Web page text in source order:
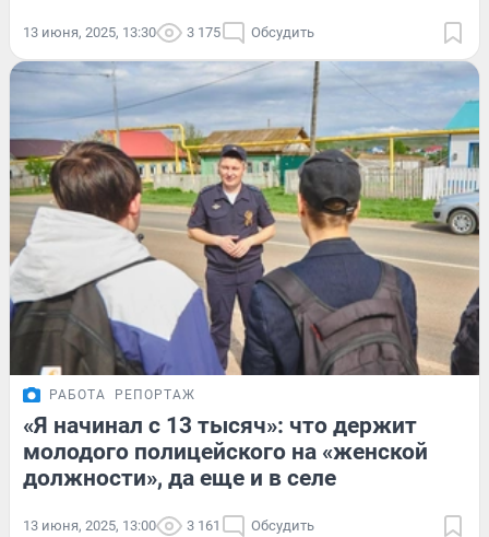
13 июня, 2025, 13:30 3 175 Обсудить
РАБОТА РЕПОРТАЖ
«Я начинал с 13 тысяч»: что держит
молодого полицейского на «женской
должности», да еще и в селе
13 июня, 2025, 13:00 3 161 Обсудить